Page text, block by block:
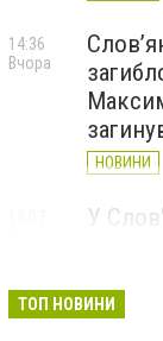
НОВИНИ
14:36
Вчора
У
НОВИНИ
ТОП НОВИНИ